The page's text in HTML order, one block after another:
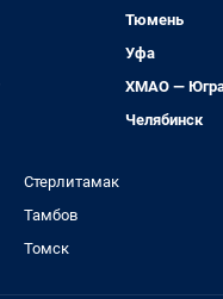
Тюмень
Уфа
ХМАО —
Челябинск
Стерлитамак
Тамбов
Томск